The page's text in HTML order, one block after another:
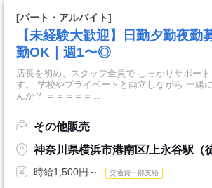
[パート・アルバイト]
【未経験大歓迎】日勤夕勤夜勤
勤OK｜週1〜◎
店長を初め、スタッフ全員で しっかりサポー
す。 学校やプライベートと両立しながら 一緒に楽しく働いてみませ
んか？ ＝＝＝＝＝...
その他販売
神奈川県横浜市港南区/上永谷駅（
時給1,500円～ 交通費一部支給